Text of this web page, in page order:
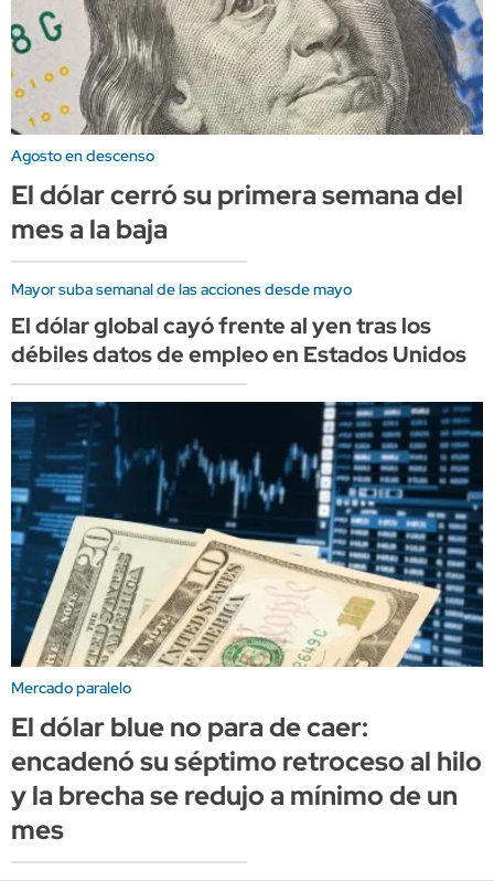
Agosto en descenso
El dólar cerró su primera semana del
mes a la baja
Mayor suba semanal de las acciones desde mayo
El dólar global cayó frente al yen tras los
débiles datos de empleo en Estados Unidos
Mercado paralelo
El dólar blue no para de caer:
encadenó su séptimo retroceso al hilo
y la brecha se redujo a mínimo de un
mes